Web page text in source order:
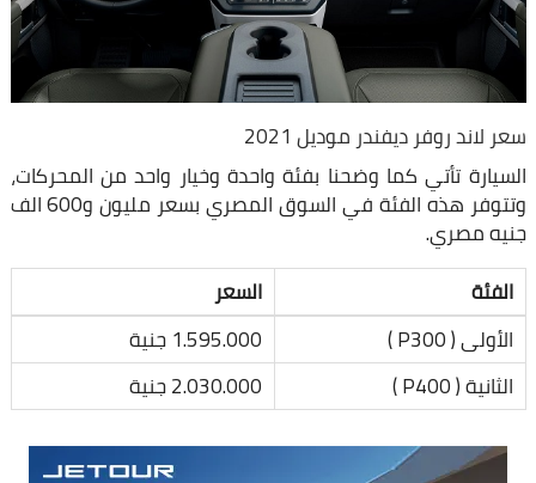
سعر لاند روفر ديفندر موديل 2021
السيارة تأتي كما وضحنا بفئة واحدة وخيار واحد من المحركات،
وتتوفر هذه الفئة في السوق المصري بسعر مليون و600 الف
جنيه مصري.
الفئة
السعر
الأولى ( P300 )
1.595.000 جنية
الثانية ( P400 )
2.030.000 جنية